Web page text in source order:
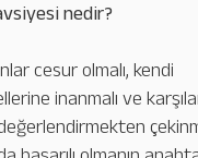
nedir?
cesur olmalı, kendi
inanmalı ve